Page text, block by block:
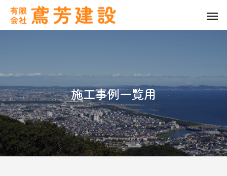
施工事例一覧用